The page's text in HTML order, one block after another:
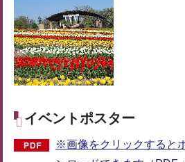
イベントポスター
※画像をクリックすると